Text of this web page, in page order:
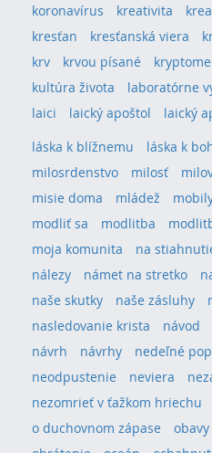
koronavírus
kreativita
kresťan
kresťanská viera
krv
krvou písané
kultúra života
laboratórne
laici
laický apoštol laický
láska k blížnemu láska k
milosrdenstvo
milosť
misie doma
mládež
modliť sa
modlitba
moja komunita
na
nálezy
námet na stretko
naše skutky
naše zásluhy
nasledovanie krista
návod
návrh
návrhy nedeľné
neodpustenie
neviera
nezomrieť v ťažkom hriechu
o duchovnom zápase
obavy